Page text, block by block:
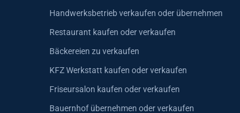
Handwerksbetrieb verkaufen oder übernehmen
Restaurant kaufen oder verkaufen
Bäckereien zu verkaufen
KFZ Werkstatt kaufen oder verkaufen
Friseursalon kaufen oder verkaufen
Bauernhof übernehmen oder verkaufen